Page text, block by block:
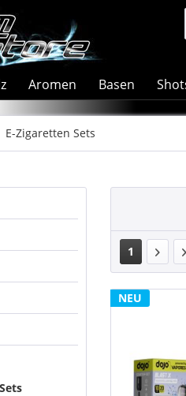
Aromen Basen
E-Zigaretten Sets
1
NEU